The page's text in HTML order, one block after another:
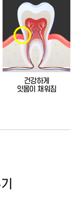
건강하게
잇몸이 채워짐